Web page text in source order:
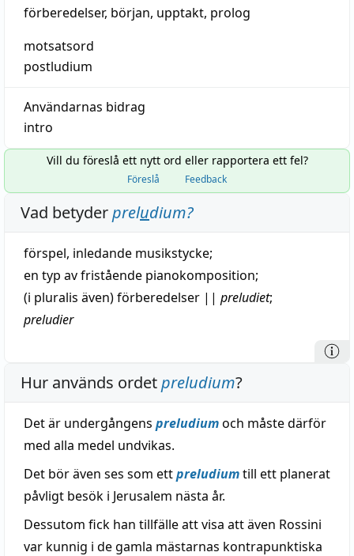
förberedelser, början, upptakt, prolog
motsatsord
postludium
Användarnas bidrag
intro
Vill du föreslå ett nytt ord eller rapportera ett fel?
Föreslå Feedback
Vad betyderpreludium?
förspel, inledande musikstycke;
en typ avfristående pianokomposition;
(i pluralis även) förberedelser || preludiet;
preludier
Hur används ordetpreludium?
Det är undergångens preludiumoch måste därför
med alla medel undvikas.
Det bör även ses som ettpreludiumtill ett planerat
påvligt besök i Jerusalem nästa år.
Dessutom fick han tillfälle att visa att även Rossini
var kunnig i de gamla mästarnas kontrapunktiska